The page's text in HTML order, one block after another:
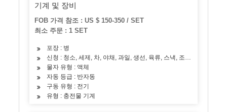
기계 및 장비
FOB 가격 참조 : US $ 150-350 / SET
최소 주문 : 1 SET
포장 : 병
신청 : 청소, 세제, 차, 야채, 과일, 생선, 육류, 스낵, 조미료, 오일, 화
물자 유형 : 액체
자동 등급 : 반자동
구동 유형 : 전기
유형 : 충전물 기계